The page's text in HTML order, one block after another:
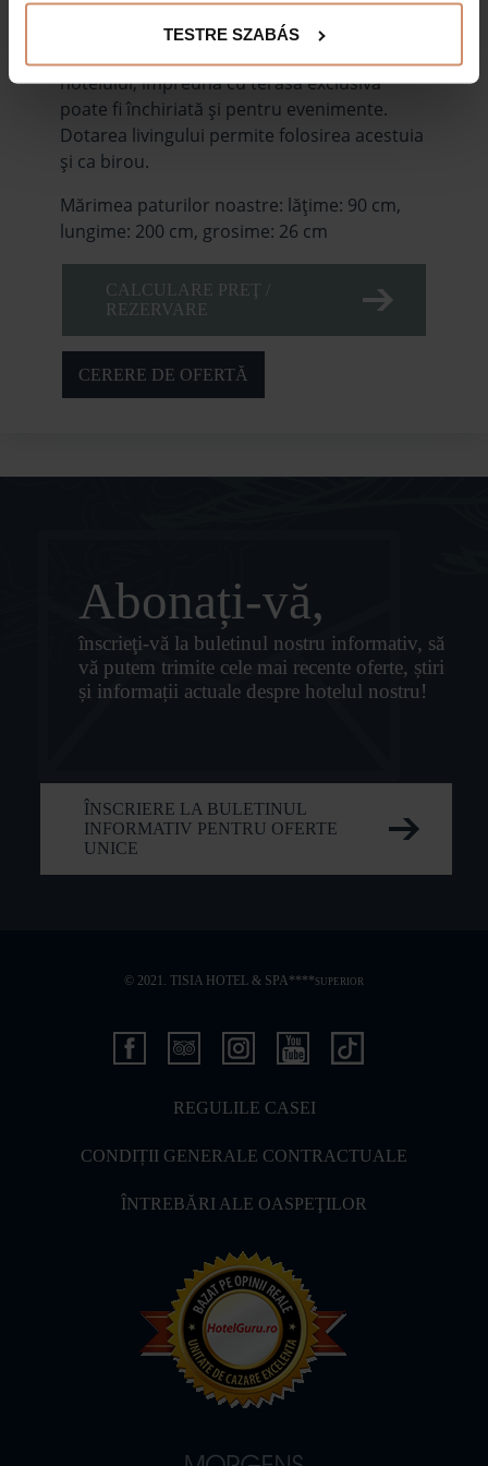
TESTRE SZABÁS
Mulțumim pentru înțelegere.
hotelului, împreună cu terasa exclusivă
poate fi închiriată și pentru evenimente.
Dotarea livingului permite folosirea acestuia
şi ca birou.
Mărimea paturilor noastre: lățime: 90 cm,
lungime: 200 cm, grosime: 26 cm
CALCULARE PREŢ /
REZERVARE
CERERE DE OFERTĂ
Abonați-vă,
înscrieţi-vă la buletinul nostru informativ, să
vă putem trimite cele mai recente oferte, știri
și informații actuale despre hotelul nostru!
ÎNSCRIERE LA BULETINUL
INFORMATIV PENTRU OFERTE
UNICE
© 2021. TISIA HOTEL & SPA**** SUPERIOR
REGULILE CASEI
CONDIȚII GENERALE CONTRACTUALE
ÎNTREBĂRI ALE OASPEŢILOR